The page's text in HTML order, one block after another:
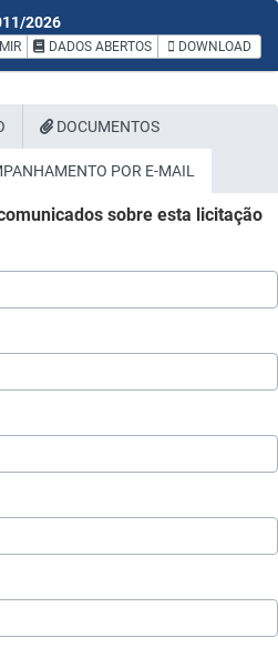
2026
DADOS ABERTOS DOWNLOAD
DOCUMENTOS
POR E-MAIL
sobre esta licitação